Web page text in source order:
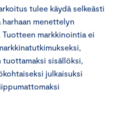
tulee käydä selkeästi
menettelyn
markkinointia ei
sisällöksi,
julkaisuksi